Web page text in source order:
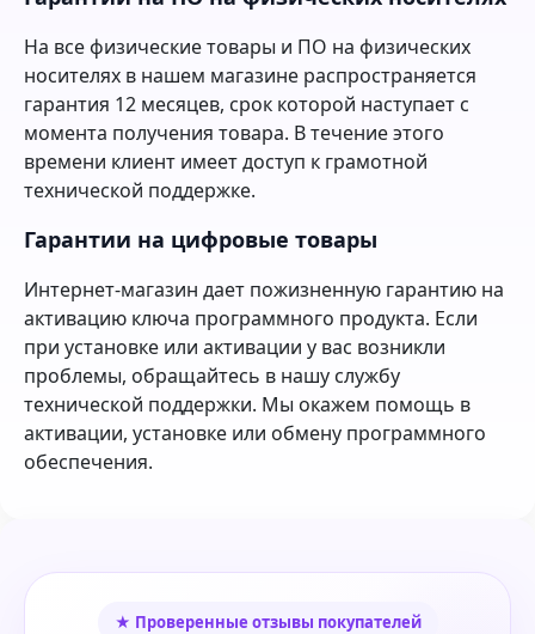
На все физические товары и ПО на физических
носителях в нашем магазине распространяется
гарантия 12 месяцев, срок которой наступает с
момента получения товара. В течение этого
времени клиент имеет доступ к грамотной
технической поддержке.
Гарантии на цифровые товары
Интернет-магазин дает пожизненную гарантию на
активацию ключа программного продукта. Если
при установке или активации у вас возникли
проблемы, обращайтесь в нашу службу
технической поддержки. Мы окажем помощь в
активации, установке или обмену программного
обеспечения.
★ Проверенные отзывы покупателей